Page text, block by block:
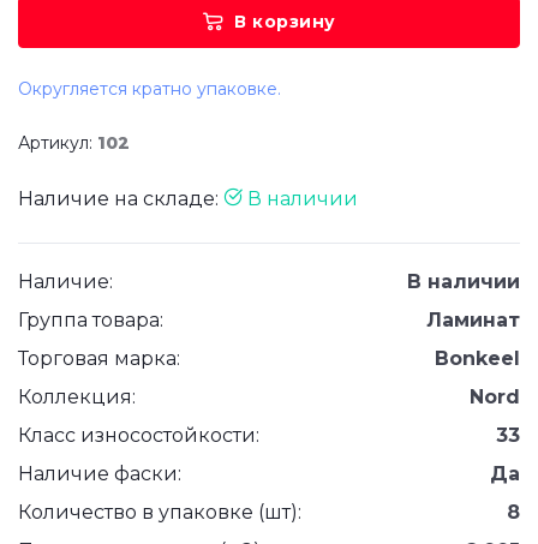
В корзину
Округляется кратно упаковке.
Артикул: 102
Наличие на складе: В наличии
Наличие:
В наличии
Группа товара:
Ламинат
Торговая марка:
Bonkeel
Коллекция:
Nord
Класс износостойкости:
33
Наличие фаски:
Да
Количество в упаковке (шт):
8